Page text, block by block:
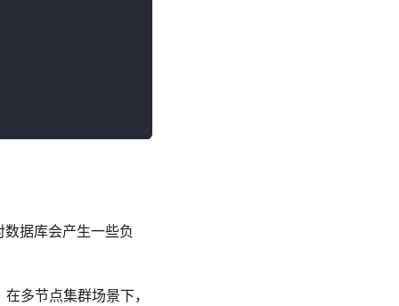
数据库会产生一些负
多节点集群场景下，